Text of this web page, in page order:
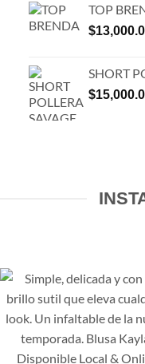
TOP
$
SHORT
$